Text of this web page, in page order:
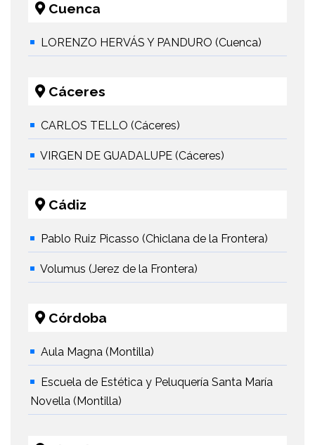
Cuenca
LORENZO HERVÁS Y PANDURO (Cuenca)
Cáceres
CARLOS TELLO (Cáceres)
VIRGEN DE GUADALUPE (Cáceres)
Cádiz
Pablo Ruiz Picasso (Chiclana de la Frontera)
Volumus (Jerez de la Frontera)
Córdoba
Aula Magna (Montilla)
Escuela de Estética y Peluquería Santa María
Novella (Montilla)